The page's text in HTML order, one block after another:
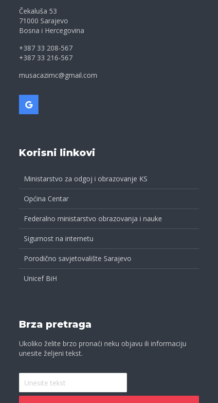
Čekaluša 53
71000 Sarajevo
Bosna i Hercegovina
+387 33 208-567
+387 33 216-567
musacazimc@gmail.com
Korisni linkovi
Ministarstvo za odgoj i obrazovanje KS
Općina Centar
Federalno ministarstvo obrazovanja i nauke
Sigurnost na internetu
Porodično savjetovalište Sarajevo
Unicef BiH
Brza pretraga
Ukoliko želite brzo pronaći neku objavu ili informaciju
unesite željeni tekst.